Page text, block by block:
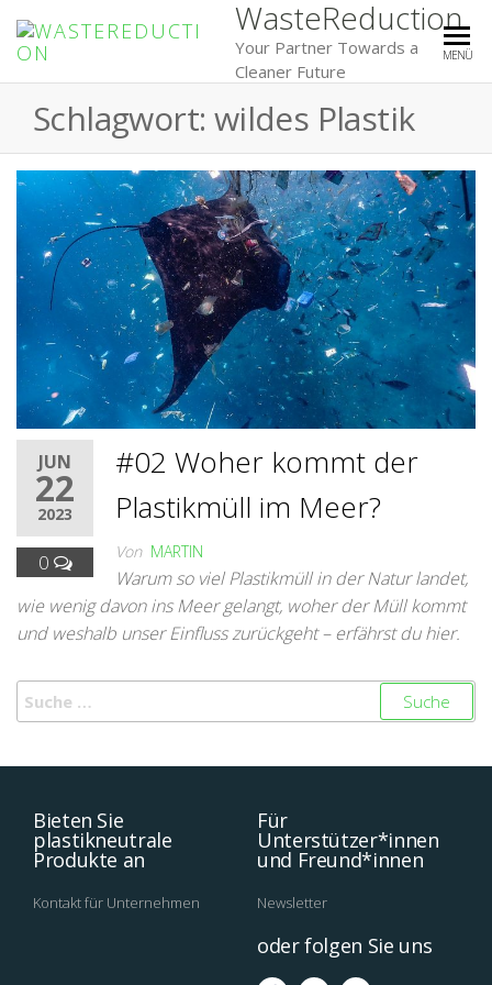
WasteReduction
Your Partner Towards a
Cleaner Future
MENÜ
Schlagwort: wildes Plastik
JUN
22
2023
0
#02 Woher kommt der
Plastikmüll im Meer?
Von MARTIN
Warum so viel Plastikmüll in der Natur landet,
wie wenig davon ins Meer gelangt, woher der Müll kommt
und weshalb unser Einfluss zurückgeht – erfährst du hier.
Bieten Sie
plastikneutrale
Produkte an
Kontakt für Unternehmen
Für
Unterstützer*innen
und Freund*innen
Newsletter
oder folgen Sie uns